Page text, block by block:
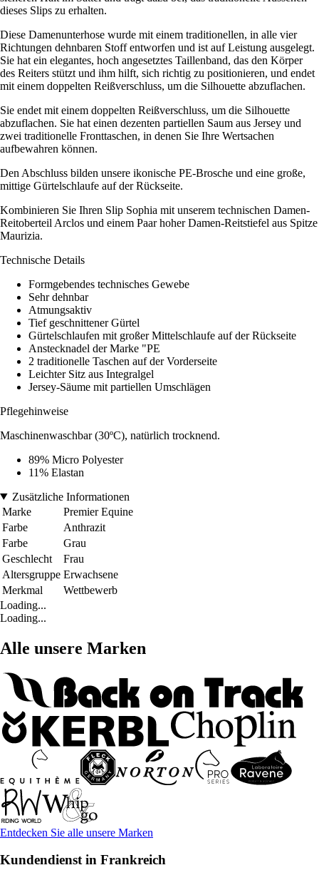
dieses Slips zu erhalten.
Diese Damenunterhose wurde mit einem traditionellen, in alle vier
Richtungen dehnbaren Stoff entworfen und ist auf Leistung ausgelegt.
Sie hat ein elegantes, hoch angesetztes Taillenband, das den Körper
des Reiters stützt und ihm hilft, sich richtig zu positionieren, und endet
mit einem doppelten Reißverschluss, um die Silhouette abzuflachen.
Sie endet mit einem doppelten Reißverschluss, um die Silhouette
abzuflachen. Sie hat einen dezenten partiellen Saum aus Jersey und
zwei traditionelle Fronttaschen, in denen Sie Ihre Wertsachen
aufbewahren können.
Den Abschluss bilden unsere ikonische PE-Brosche und eine große,
mittige Gürtelschlaufe auf der Rückseite.
Kombinieren Sie Ihren Slip Sophia mit unserem technischen Damen-
Reitoberteil Arclos und einem Paar hoher Damen-Reitstiefel aus Spitze
Maurizia.
Technische Details
Formgebendes technisches Gewebe
Sehr dehnbar
Atmungsaktiv
Tief geschnittener Gürtel
Gürtelschlaufen mit großer Mittelschlaufe auf der Rückseite
Anstecknadel der Marke "PE
2 traditionelle Taschen auf der Vorderseite
Leichter Sitz aus Integralgel
Jersey-Säume mit partiellen Umschlägen
Pflegehinweise
Maschinenwaschbar (30ºC), natürlich trocknend.
89% Micro Polyester
11% Elastan
Zusätzliche Informationen
Marke
Premier Equine
Farbe
Anthrazit
Farbe
Grau
Geschlecht
Frau
Altersgruppe Erwachsene
Merkmal
Wettbewerb
Loading...
Loading...
Alle unsere Marken
Entdecken Sie alle unsere Marken
Kundendienst in Frankreich